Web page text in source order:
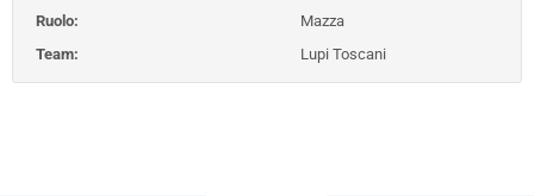
Ruolo:
Mazza
Team:
Lupi Toscani